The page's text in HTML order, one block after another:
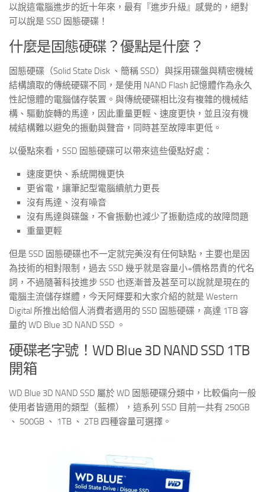
以說這電腦進步的近十年來，最有『進步升級』感覺的，絕對
可以說是 SSD 固態硬碟！
什麼是固態硬碟？優點是什麼？
固態硬碟（Solid State Disk 、簡稱 SSD）與採用碟盤與精密機械
結構讀取的傳統硬碟不同，是使用 NAND Flash 記憶體作為永久
性記憶體的電腦儲存裝置。與傳統硬碟相比沒有複雜的機械結
構、驅動旋轉的馬達，因此重量更輕、速度更快，並且沒有機
械結構難以避免的振動與聲音，同時甚至故障率更低。
以優點來看，SSD 固態硬碟可以帶來這些優點好處：
速度更快、系統開機更快
更省電，讓筆記型電腦續航力更長
沒有馬達、沒有噪音
沒有馬達與碟盤，不會振動也減少了振動造成的故障問題
重量更輕
但是 SSD 固態硬碟也不一定就完美沒有任何缺點，主要也是因
為技術的相對限制，過去 SSD 幾乎就是容量小+價格昂貴的代名
詞，不過隨著科技進步 SSD 也逐漸普及甚至可以說就是現在的
電腦主流儲存媒體，今天阿輝要和大家介紹的就是 Western
Digital 所推出給個人消費者適用的 SSD 固態硬碟，高達 1TB 容
量的 WD Blue 3D NAND SSD 。
硬碟老字號！WD Blue 3D NAND SSD 1TB
開箱
WD Blue 3D NAND SSD 屬於 WD 固態硬碟分類中，比較偏向一般
使用者皆適用的類型（藍標），這系列 SSD 目前一共有 250GB
、 500GB 、 1TB 、 2TB 四種容量可選擇。